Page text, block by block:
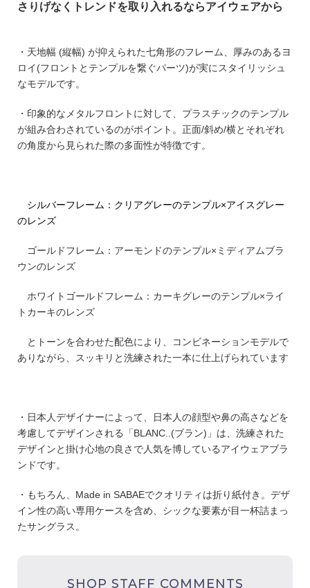
さりげなくトレンドを取り入れるならアイウェアから
・ 天地幅 (縦幅) が抑えられた七角形のフレーム、
厚みのあるヨ
ロイ(フロントとテンプルを繋ぐパーツ)が実にスタイリッシュ
なモデルです。
・印象的なメタルフロントに対して、プラスチックのテンプル
が組み合わされているのがポイント。正面/斜め/横とそれぞれ
の角度から見られた際の多面性が特徴です。
シルバーフレーム：クリアグレーのテンプル×アイスグレー
のレンズ
ゴールドフレーム：アーモンドのテンプル×ミディアムブラ
ウンのレンズ
ホワイトゴールドフレーム：カーキグレーのテンプル×ライ
トカーキのレンズ
とトーンを合わせた配色により、コンビネーションモデルで
ありながら、スッキリと洗練された一本に仕上げられています
・日本人デザイナーによって、日本人の顔型や鼻の高さなどを
考慮してデザインされる「BLANC..(ブラン)」は、洗練された
デザインと掛け心地の良さで人気を博しているアイウェアブラ
ンドです。
・もちろん、Made in SABAEでクオリティは折り紙付き。デザ
イン性の高い専用ケースを含め、シックな要素が目一杯詰まっ
たサングラス。
SHOP STAFF COMMENTS